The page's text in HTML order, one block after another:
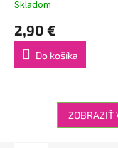
Skladom
2,90 €
Do košíka
ZOBRAZIŤ